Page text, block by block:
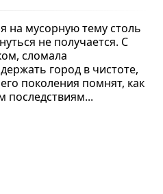
на мусорную тему столь
не получается. С
сломала
город в чистоте,
поколения помнят, как
последствиям...